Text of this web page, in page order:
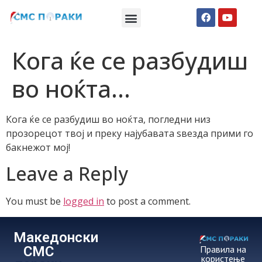
Кога ќе се разбудиш
во ноќта…
Кога ќе се разбудиш во ноќта, погледни низ
прозорецот твој и преку најубавата ѕвезда прими го
бакнежот мој!
Leave a Reply
You must be logged in to post a comment.
Македонски
СМС
Правила на
користење